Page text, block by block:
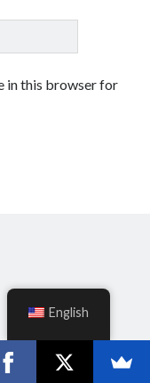
in this browser for
Themes
English